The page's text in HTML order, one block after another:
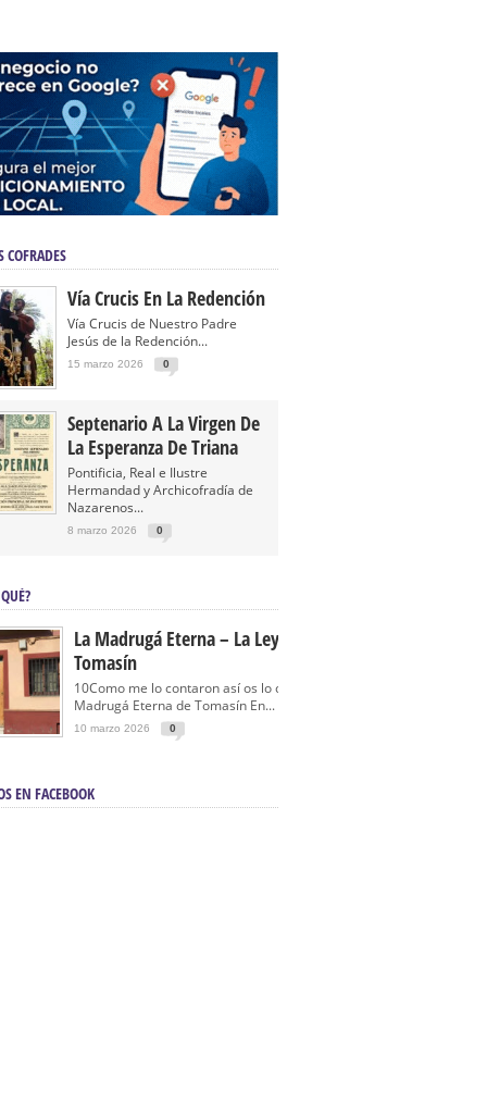
COFRADES
Vía Crucis En La Redención
Vía Crucis de Nuestro Padre
Jesús de la Redención...
15 marzo 2026 0
Septenario A La Virgen De
La Esperanza De Triana
Pontificia, Real e Ilustre
Hermandad y Archicofradía de
Nazarenos...
8 marzo 2026 0
La Madrugá Eterna – La Leyenda De
Tomasín
10Como me lo contaron así os lo cuento… La
Madrugá Eterna de Tomasín En...
10 marzo 2026 0
EN FACEBOOK